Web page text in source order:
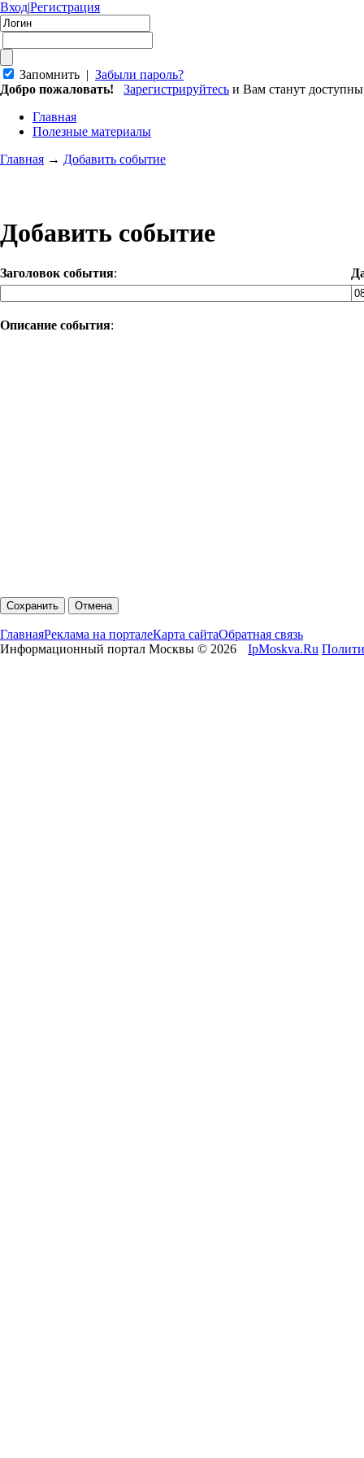
Вход|Регистрация
Запомнить | Забыли пароль?
Добро пожаловать!
Зарегистрируйтесь и Вам станут
Главная
Полезные материалы
Главная → Добавить событие
Добавить событие
Заголовок события:
Описание события:
ГлавнаяРеклама на порталеКарта сайтаОбратная связь
Информационный портал Москвы © 2026
IpMoskva.Ru